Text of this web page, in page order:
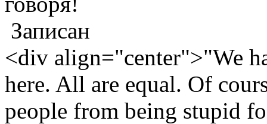
Записан
<div align="center">"We
here. All are equal. Of
people from being stupid